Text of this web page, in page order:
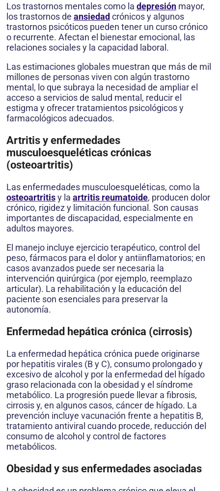
Los trastornos mentales como la depresión mayor,
los trastornos de ansiedad crónicos y algunos
trastornos psicóticos pueden tener un curso crónico
o recurrente. Afectan el bienestar emocional, las
relaciones sociales y la capacidad laboral.
Las estimaciones globales muestran que más de mil
millones de personas viven con algún trastorno
mental, lo que subraya la necesidad de ampliar el
acceso a servicios de salud mental, reducir el
estigma y ofrecer tratamientos psicológicos y
farmacológicos adecuados.
Artritis y enfermedades
musculoesqueléticas crónicas
(osteoartritis)
Las enfermedades musculoesqueléticas, como la
osteoartritisy la artritis reumatoide, producen dolor
crónico, rigidez y limitación funcional. Son causas
importantes de discapacidad, especialmente en
adultos mayores.
El manejo incluye ejercicio terapéutico, control del
peso, fármacos para el dolor y antiinflamatorios; en
casos avanzados puede ser necesaria la
intervención quirúrgica (por ejemplo, reemplazo
articular). La rehabilitación y la educación del
paciente son esenciales para preservar la
autonomía.
Enfermedad hepática crónica (cirrosis)
La enfermedad hepática crónica puede originarse
por hepatitis virales (B y C), consumo prolongado y
excesivo de alcohol y por la enfermedad del hígado
graso relacionada con la obesidad y el síndrome
metabólico. La progresión puede llevar a fibrosis,
cirrosis y, en algunos casos, cáncer de hígado. La
prevención incluye vacunación frente a hepatitis B,
tratamiento antiviral cuando procede, reducción del
consumo de alcohol y control de factores
metabólicos.
Obesidad y sus enfermedades asociadas